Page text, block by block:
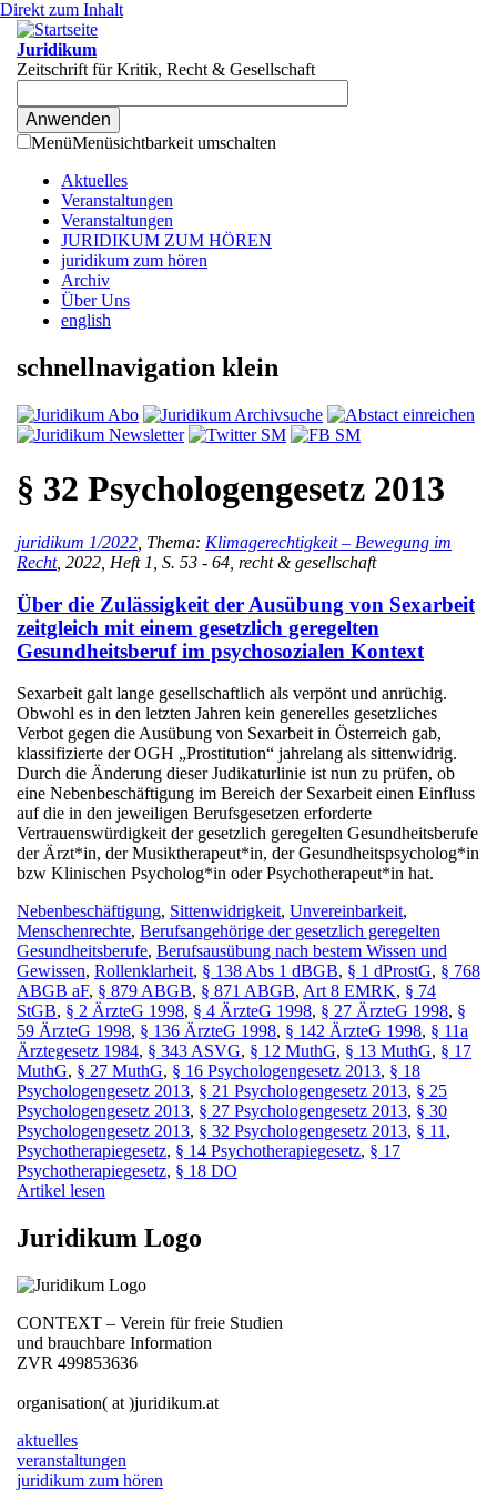
Direkt zum Inhalt
Juridikum
Zeitschrift für Kritik, Recht & Gesellschaft
MenüMenüsichtbarkeit umschalten
Aktuelles
Veranstaltungen
Veranstaltungen
JURIDIKUM ZUM HÖREN
juridikum zum hören
Archiv
Über Uns
english
schnellnavigation klein
§ 32 Psychologengesetz 2013
juridikum 1/2022 , Thema: Klimagerechtigkeit – Bewegung im
Recht, 2022, Heft 1, S. 53 - 64, recht & gesellschaft
Über die Zulässigkeit der Ausübung von Sexarbeit
zeitgleich mit einem gesetzlich geregelten
Gesundheitsberuf im psychosozialen Kontext
Sexarbeit galt lange gesellschaftlich als verpönt und anrüchig.
Obwohl es in den letzten Jahren kein generelles gesetzliches
Verbot gegen die Ausübung von Sexarbeit in Österreich gab,
klassifizierte der OGH „Prostitution“ jahrelang als sittenwidrig.
Durch die Änderung dieser Judikaturlinie ist nun zu prüfen, ob
eine Nebenbeschäftigung im Bereich der Sexarbeit einen Einfluss
auf die in den jeweiligen Berufsgesetzen erforderte
Vertrauenswürdigkeit der gesetzlich geregelten Gesundheitsberufe
der Ärzt*in, der Musiktherapeut*in, der Gesundheitspsycholog*in
bzw Klinischen Psycholog*in oder Psychotherapeut*in hat.
Nebenbeschäftigung, Sittenwidrigkeit, Unvereinbarkeit,
Menschenrechte, Berufsangehörige der gesetzlich geregelten
Gesundheitsberufe, Berufsausübung nach bestem Wissen und
Gewissen, Rollenklarheit, § 138 Abs 1 dBGB, § 1 dProstG, § 768
ABGB aF, § 879 ABGB, § 871 ABGB, Art 8 EMRK, § 74
StGB, § 2 ÄrzteG 1998, § 4 ÄrzteG 1998, § 27 ÄrzteG 1998, §
59 ÄrzteG 1998, § 136 ÄrzteG 1998, § 142 ÄrzteG 1998, § 11a
Ärztegesetz 1984, § 343 ASVG, § 12 MuthG, § 13 MuthG, § 17
MuthG, § 27 MuthG, § 16 Psychologengesetz 2013, § 18
Psychologengesetz 2013, § 21 Psychologengesetz 2013, § 25
Psychologengesetz 2013, § 27 Psychologengesetz 2013, § 30
Psychologengesetz 2013, § 32 Psychologengesetz 2013, § 11 ,
Psychotherapiegesetz, § 14 Psychotherapiegesetz, § 17
Psychotherapiegesetz, § 18 DO
Artikel lesen
Juridikum Logo
CONTEXT – Verein für freie Studien
und brauchbare Information
ZVR 499853636
organisation( at )juridikum.at
aktuelles
veranstaltungen
juridikum zum hören